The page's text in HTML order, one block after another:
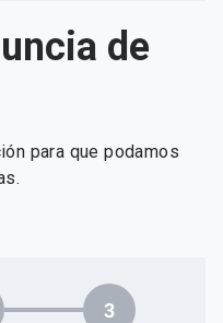
de
para que podamos
3